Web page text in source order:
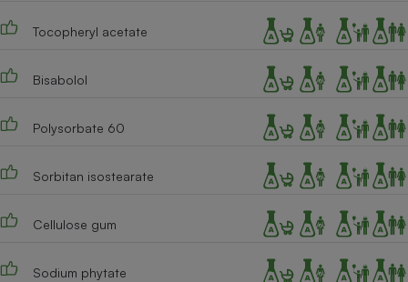
Tocopheryl acetate
Bisabolol
Polysorbate 60
Sorbitan isostearate
Cellulose gum
Sodium phytate